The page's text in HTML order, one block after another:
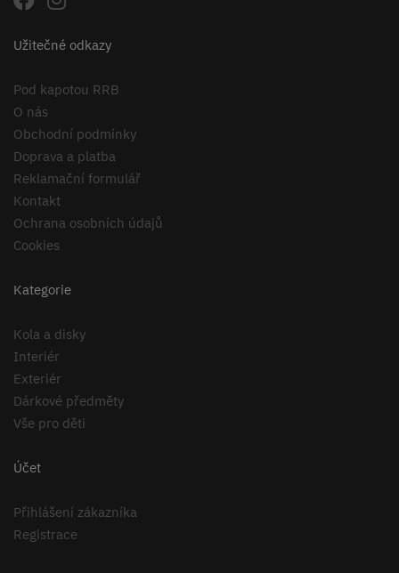
Užitečné odkazy
Pod kapotou RRB
O nás
Obchodní podmínky
Doprava a platba
Reklamační formulář
Kontakt
Ochrana osobních údajů
Cookies
Kategorie
Kola a disky
Interiér
Exteriér
Dárkové předměty
Vše pro děti
Účet
Přihlášení zákazníka
Registrace